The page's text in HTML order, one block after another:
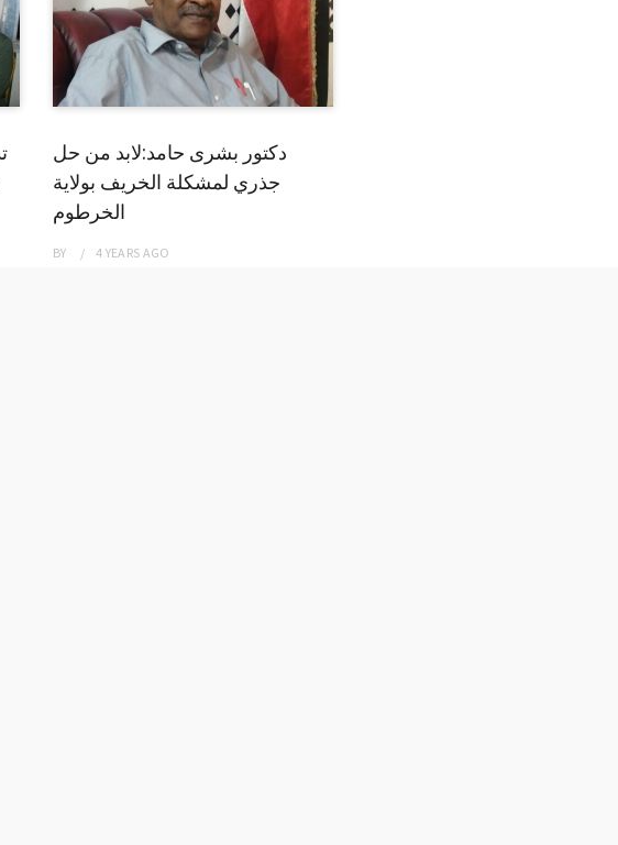
دكتور بشرى حامد:لابد من حل
جذري لمشكلة الخريف بولاية
الخرطوم
BY 4 YEARS AGO